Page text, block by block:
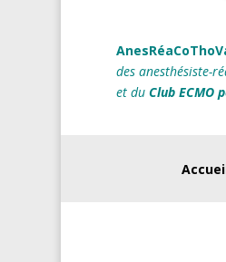
des anesthésiste-
et du Club ECMO